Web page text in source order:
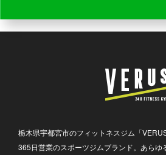
栃木県宇都宮市のフィットネスジム「
365日営業のスポーツジムブランド。あらゆ